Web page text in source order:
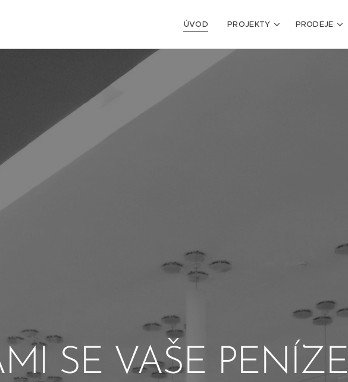
ÚVOD PROJEKTY PRODEJE
SE VAŠE PENÍZE